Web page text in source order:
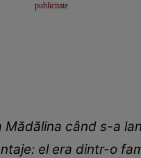
când s-a
el era dintr-o